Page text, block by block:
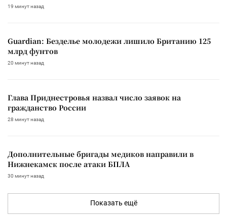
19 минут назад
Guardian: Безделье молодежи лишило Британию 125
млрд фунтов
20 минут назад
Глава Приднестровья назвал число заявок на
гражданство России
28 минут назад
Дополнительные бригады медиков направили в
Нижнекамск после атаки БПЛА
30 минут назад
Показать ещё